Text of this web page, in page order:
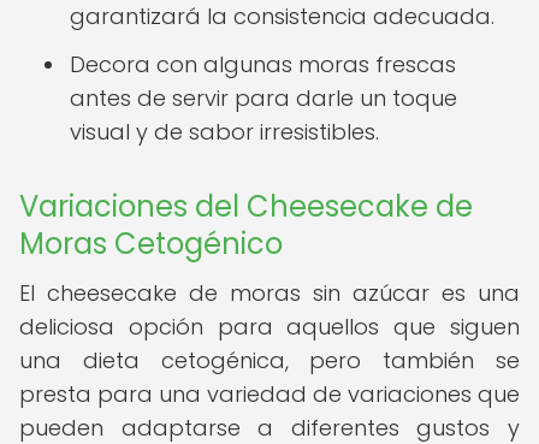
garantizará la consistencia adecuada.
Decora con algunas moras frescas
antes de servir para darle un toque
visual y de sabor irresistibles.
Variaciones del Cheesecake de
Moras Cetogénico
El cheesecake de moras sin azúcar es una
deliciosa opción para aquellos que siguen
una dieta cetogénica, pero también se
presta para una variedad de variaciones que
pueden adaptarse a diferentes gustos y